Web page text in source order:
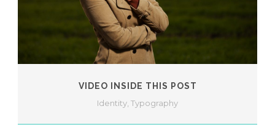
VIDEO INSIDE THIS POST
Identity, Typography